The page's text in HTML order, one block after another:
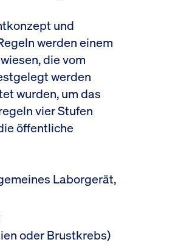
und
werden einem
die vom
werden
wurden, um das
vier Stufen
öffentliche
Laborgerät,
oder Brustkrebs)